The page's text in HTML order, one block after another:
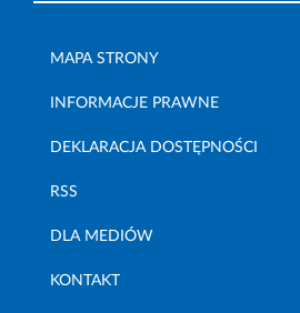
MAPA STRONY
INFORMACJE PRAWNE
DEKLARACJA DOSTĘPNOŚCI
RSS
DLA MEDIÓW
KONTAKT